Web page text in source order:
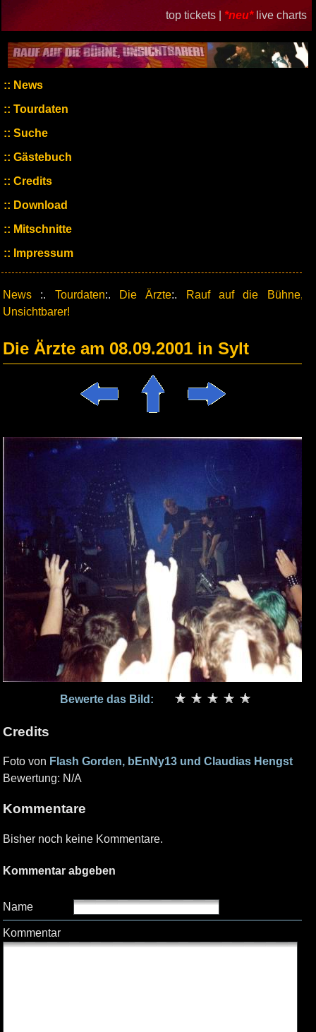
top tickets | *neu* live charts
News
Tourdaten
Suche
Gästebuch
Credits
Download
Mitschnitte
Impressum
News :. Tourdaten:. Die Ärzte:.
Rauf auf die Bühne,
Unsichtbarer!
Die Ärzte am 08.09.2001 in Sylt
Bewerte das Bild:
Credits
Foto von Flash Gorden, bEnNy13 und Claudias Hengst
Bewertung: N/A
Kommentare
Bisher noch keine Kommentare.
Kommentar abgeben
Name
Kommentar